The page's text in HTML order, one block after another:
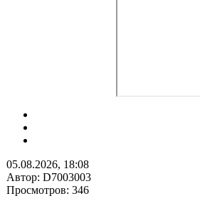
05.08.2026, 18:08
Автор: D7003003
Просмотров: 346